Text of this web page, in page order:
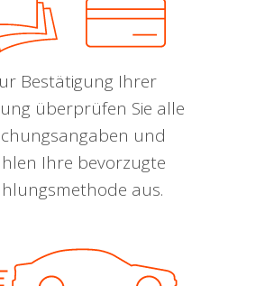
Bestätigung Ihrer
überprüfen Sie alle
und
Ihre bevorzugte
aus.